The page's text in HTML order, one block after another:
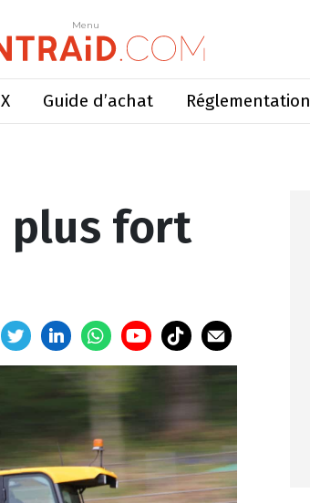
Menu
Guide d’achat Réglementation
Menu
et plus vite
plus fort